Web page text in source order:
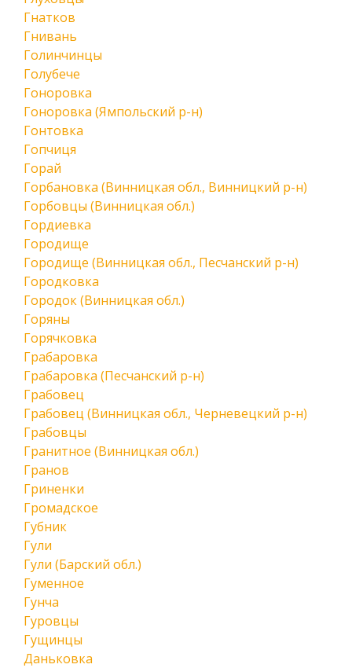
Гнатков
Гнивань
Голинчинцы
Голубече
Гоноровка
Гоноровка (Ямпольский р-н)
Гонтовка
Гопчиця
Горай
Горбановка (Винницкая обл., Винницкий р-н)
Горбовцы (Винницкая обл.)
Гордиевка
Городище
Городище (Винницкая обл., Песчанский р-н)
Городковка
Городок (Винницкая обл.)
Горяны
Горячковка
Грабаровка
Грабаровка (Песчанский р-н)
Грабовец
Грабовец (Винницкая обл., Черневецкий р-н)
Грабовцы
Гранитное (Винницкая обл.)
Гранов
Гриненки
Громадское
Губник
Гули
Гули (Барский обл.)
Гуменное
Гунча
Гуровцы
Гущинцы
Даньковка